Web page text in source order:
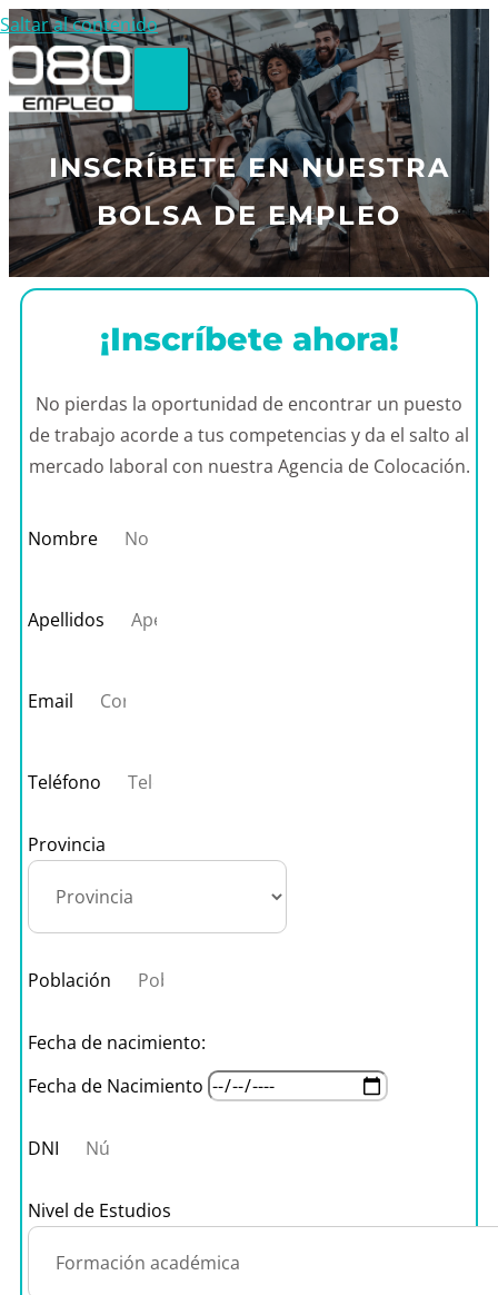
Saltar al contenido
INSCRÍBETE EN NUESTRA
BOLSA DE EMPLEO
¡Inscríbete ahora!
No pierdas la oportunidad de encontrar un puesto
de trabajo acorde a tus competencias y da el salto al
mercado laboral con nuestra Agencia de Colocación.
Nombre
Apellidos
Email
Teléfono
Provincia
Población
Fecha de nacimiento:
Fecha de Nacimiento
DNI
Nivel de Estudios